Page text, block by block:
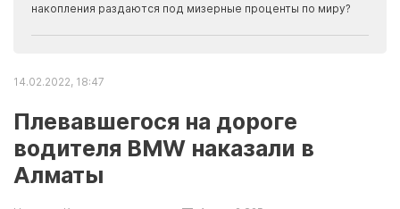
накопления раздаются под мизерные проценты по миру?
14.02.2022, 18:47
Плевавшегося на дороге
водителя BMW наказали в
Алматы